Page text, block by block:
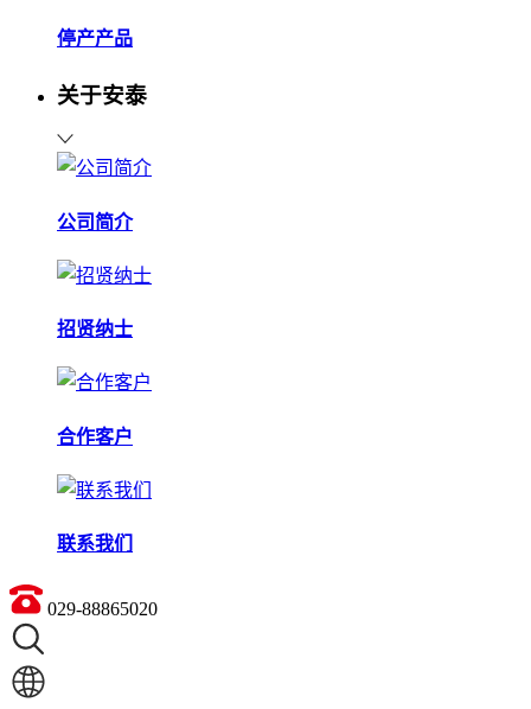
停产产品
关于安泰
公司简介
招贤纳士
合作客户
联系我们
029-88865020